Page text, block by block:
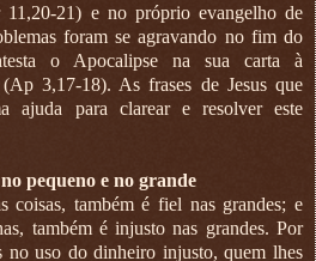
21) e no próprio evangelho de
foram se agravando no fim do
o Apocalipse na sua carta à
3,17-18). As frases de Jesus que
ajuda para clarear e resolver este
pequeno e no grande
coisas, também é fiel nas grandes; e
também é injusto nas grandes. Por
no uso do dinheiro injusto, quem lhes